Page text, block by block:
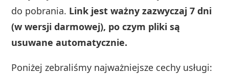
do pobrania. Link jest ważny zazwyczaj 7 dni
(w wersji darmowej), po czym pliki są
usuwane automatycznie.
Poniżej zebraliśmy najważniejsze cechy usługi: